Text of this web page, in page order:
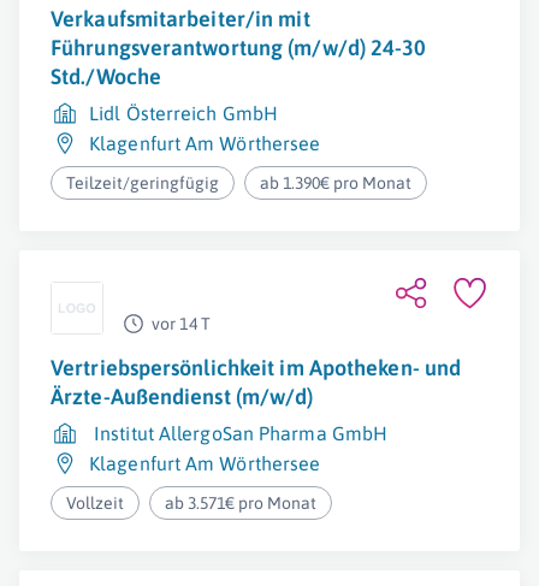
Verkaufsmitarbeiter/in mit
Führungsverantwortung (m/w/d) 24-30
Std./Woche
Lidl Österreich GmbH
Klagenfurt Am Wörthersee
Teilzeit/geringfügig ab 1.390€ pro Monat
vor 14 T
Vertriebspersönlichkeit im Apotheken- und
Ärzte-Außendienst (m/w/d)
Institut AllergoSan Pharma GmbH
Klagenfurt Am Wörthersee
Vollzeit ab 3.571€ pro Monat